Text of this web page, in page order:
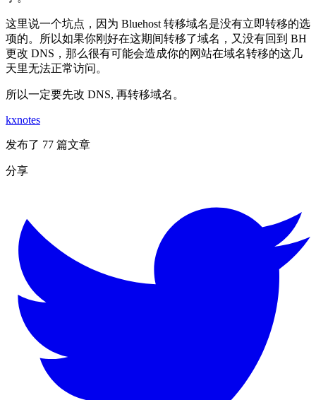
这里说一个坑点，因为 Bluehost 转移域名是没有立即转移的选
项的。所以如果你刚好在这期间转移了域名，又没有回到 BH
更改 DNS，那么很有可能会造成你的网站在域名转移的这几
天里无法正常访问。
所以一定要先改 DNS, 再转移域名。
kxnotes
发布了 77 篇文章
分享